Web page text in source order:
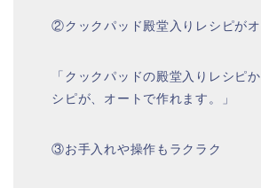
②クックパッド殿堂入りレシピが
「クックパッドの殿堂入りレシピ
シピが、オートで作れます。」
③お手入れや操作もラクラク